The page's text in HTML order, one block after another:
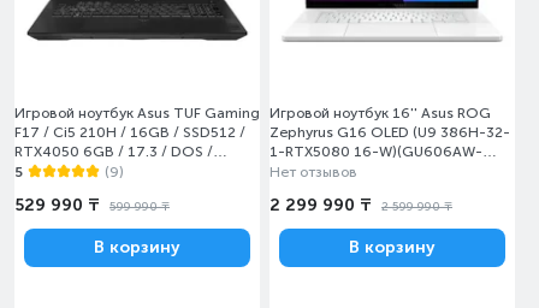
Игровой ноутбук Asus TUF Gaming
F17 / Ci5 210H / 16GB / SSD512 /
RTX4050 6GB / 17.3 / DOS /
(FX707VUR-HX224)
5 (9)
529 990 ₸ 599 990 ₸
В корзину
Игровой ноутбук 16'' Asus ROG
Zephyrus G16 OLED (U9 386H-32-
1-RTX5080 16-W)(GU606AW-
TB031W)
Нет отзывов
2 299 990 ₸ 2 599 990 ₸
В корзину